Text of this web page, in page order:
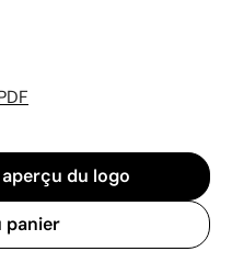
du logo
panier